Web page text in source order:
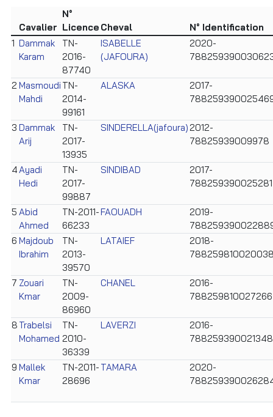
Cavalier
N°
Licence Cheval
N° Identification
1 Dammak
Karam
TN-
2016-
87740
ISABELLE
(JAFOURA)
2020-
2 Masmoudi
Mahdi
TN-
2014-
99161
ALASKA
2017-
3 Dammak
Arij
TN-
2017-
13935
SINDERELLA(jafoura) 2012-
78825939009978
4Ayadi
Hedi
TN-
2017-
99887
SINDIBAD
2017-
788259390025281
5 Abid
Ahmed
TN-2011-
66233
FAOUADH
2019-
6 Majdoub
Ibrahim
TN-
2013-
39570
LATAIEF
2018-
7 Zouari
Kmar
TN-
2009-
86960
CHANEL
2016-
788259810027266
8 Trabelsi
Mohamed
TN-
2010-
36339
LAVERZI
2016-
788259390021348
9 Mallek
Kmar
TN-2011-
28696
TAMARA
2020-